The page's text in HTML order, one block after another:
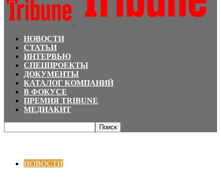
НОВОСТИ
СТАТЬИ
ИНТЕРВЬЮ
СПЕЦПРОЕКТЫ
ДОКУМЕНТЫ
КАТАЛОГ КОМПАНИЙ
В ФОКУСЕ
ПРЕМИЯ TRIBUNE
МЕДИАКИТ
НОВОСТИ